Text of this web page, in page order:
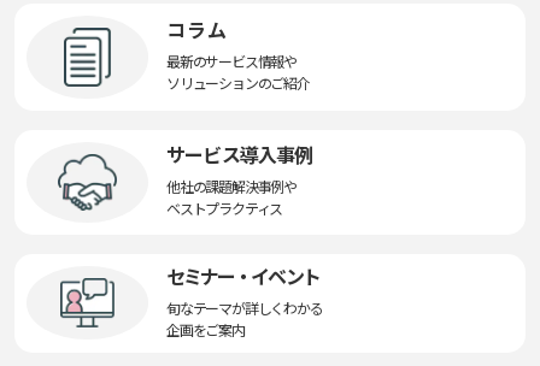
コラム
最新のサービス情報や
ソリューションのご紹介
サービス導入事例
他社の課題解決事例や
ベストプラクティス
セミナー・イベント
旬なテーマが詳しくわかる
企画をご案内